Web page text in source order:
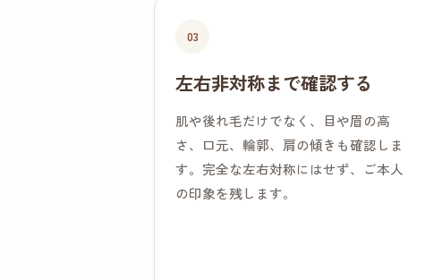
03
左右非対称まで確認する
肌や後れ毛だけでなく、目や眉の高
さ、口元、輪郭、肩の傾きも確認しま
す。完全な左右対称にはせず、ご本人
の印象を残します。